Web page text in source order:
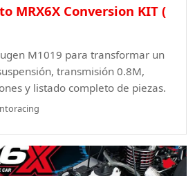
MRX6X Conversion KIT (
M1019 para transformar un
transmisión 0.8M,
y listado completo de piezas.